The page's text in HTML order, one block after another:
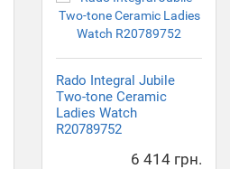
Rado Integral Jubile
Two-tone Ceramic
Ladies Watch
R20789752
6 414 грн.